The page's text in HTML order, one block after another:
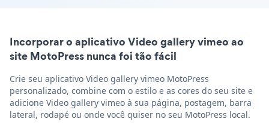
Incorporar o aplicativo Video gallery vimeo ao
site MotoPress nunca foi tão fácil
Crie seu aplicativo Video gallery vimeo MotoPress
personalizado, combine com o estilo e as cores do seu site e
adicione Video gallery vimeo à sua página, postagem, barra
lateral, rodapé ou onde você quiser no seu MotoPress local.